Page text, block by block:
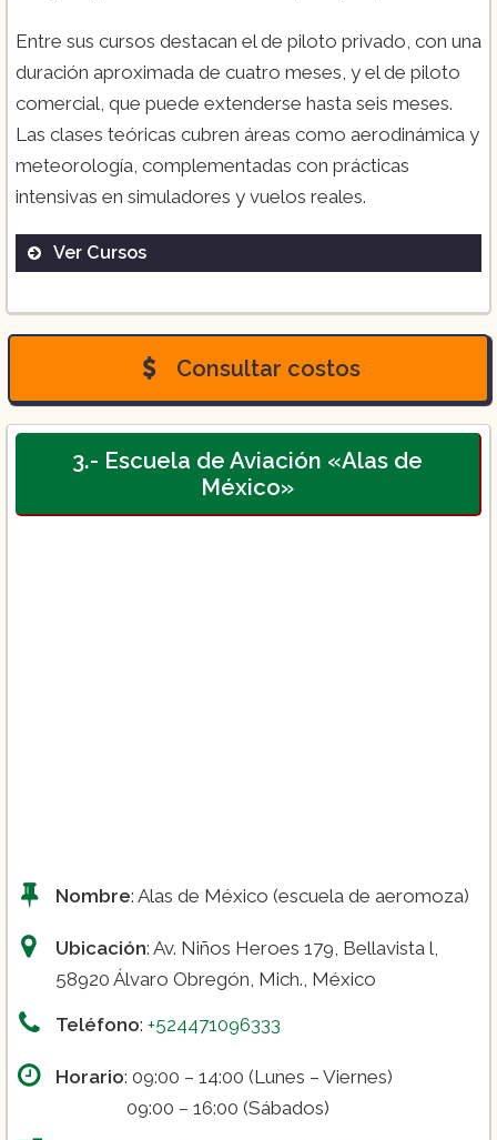
Entre sus cursos destacan el de piloto privado, con una
duración aproximada de cuatro meses, y el de piloto
comercial, que puede extenderse hasta seis meses.
Las clases teóricas cubren áreas como aerodinámica y
meteorología, complementadas con prácticas
intensivas en simuladores y vuelos reales​.
Ver Cursos
Piloto aviador privado:
Piloto aviador comercial:
Técnico en mantenimiento de aeronaves:
Consultar costos
3.- Escuela de Aviación «Alas de
México»
Nombre: Alas de México (escuela de aeromoza)
Ubicación: Av. Niños Heroes 179, Bellavista l,
58920 Álvaro Obregón, Mich., México
Teléfono: +524471096333
Horario: 09:00 – 14:00 (Lunes – Viernes)
09:00 – 16:00 (Sábados)